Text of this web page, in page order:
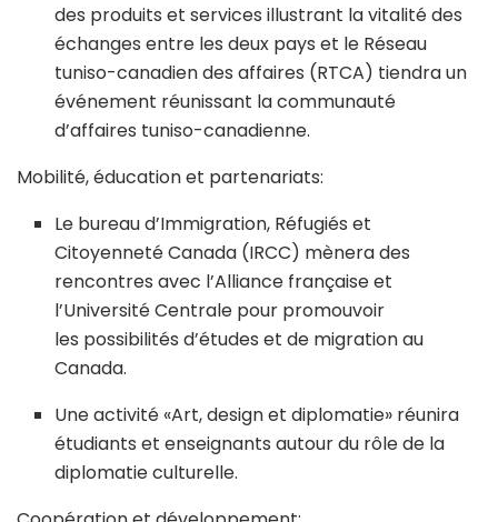
des produits et services illustrant la vitalité des
échanges entre les deux pays et le Réseau
tuniso-canadien des affaires (RTCA) tiendra un
événement réunissant la communauté
d’affaires tuniso-canadienne.
Mobilité, éducation et partenariats:
Le bureau d’Immigration, Réfugiés et
Citoyenneté Canada (IRCC) mènera des
rencontres avec l’Alliance française et
l’Université Centrale pour promouvoir
les possibilités d’études et de migration au
Canada.
Une activité «Art, design et diplomatie» réunira
étudiants et enseignants autour du rôle de la
diplomatie culturelle.